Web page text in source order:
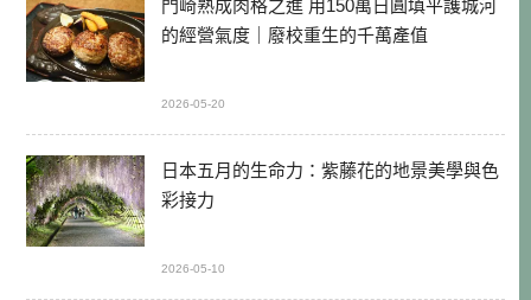
門崎熟成肉格之進 用150萬日圓填平護城河
的經營氣度｜廢校重生的千萬產值
2026-05-20
日本五月的生命力：紫藤花的地景美學與色
彩接力
2026-05-10